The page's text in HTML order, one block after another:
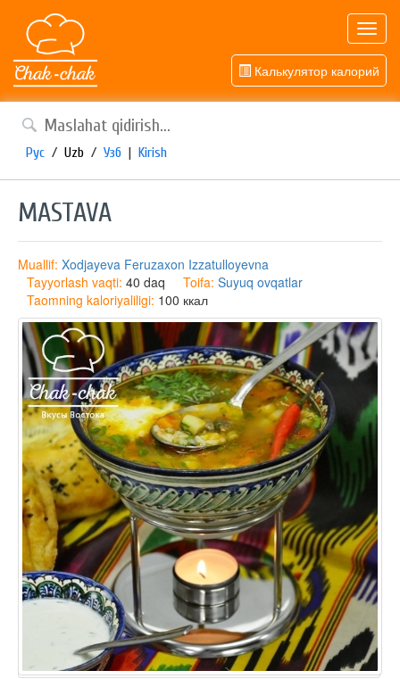
Калькулятор калорий
Рус / Uzb / Узб | Kirish
MASTAVA
Muallif: Xodjayeva Feruzaxon Izzatulloyevna
Tayyorlash vaqti: 40 daq Toifa: Suyuq ovqatlar
Taomning kaloriyaliligi: 100 ккал